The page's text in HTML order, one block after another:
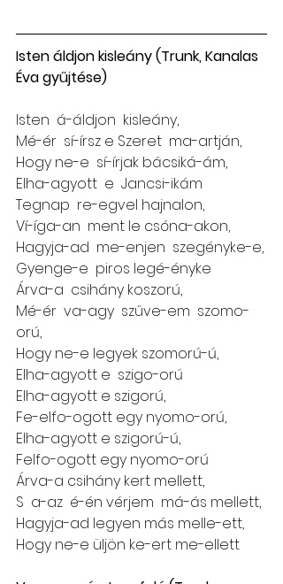
Isten áldjon kisleány (Trunk, Kanalas
Éva gyűjtése)
Isten  á-áldjon  kisleány,
Mé-ér  sí-írsz e Szeret  ma-artján,
Hogy ne-e  sí-írjak bácsiká-ám,
Elha-agyott  e  Jancsi-ikám
Tegnap  re-egvel hajnalon,
Ví-íga-an  ment le csóna-akon,
Hagyja-ad  me-enjen  szegényke-e,
Gyenge-e  piros legé-ényke
Árva-a  csihány koszorú,
Mé-ér  va-agy  szűve-em  szomo-
orú,
Hogy ne-e legyek szomorú-ú,
Elha-agyott e  szigo-orú
Elha-agyott e szigorú,
Fe-elfo-ogott egy nyomo-orú,
Elha-agyott e szigorú-ú,
Felfo-ogott egy nyomo-orú
Árva-a csihány kert mellett,
S  a-az  é-én vérjem  má-ás mellett,
Hagyja-ad legyen más melle-ett,
Hogy ne-e üljön ke-ert me-ellett